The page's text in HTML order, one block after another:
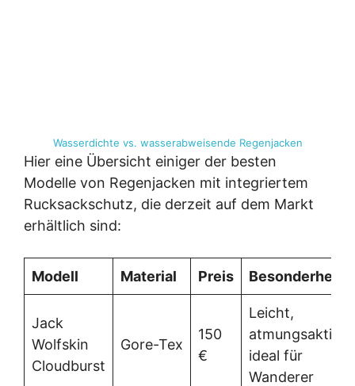
Wasserdichte vs. wasserabweisende Regenjacken
Hier eine Übersicht einiger der besten
Modelle von Regenjacken mit integriertem
Rucksackschutz, die derzeit auf dem Markt
erhältlich sind:
Modell Material Preis
Jack
Wolfskin
Cloudburst
Gore-Tex
150
€
Leicht,
atmungsaktiv,
ideal für
Wanderer